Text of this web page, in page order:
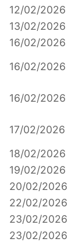
12/02/2026
13/02/2026
16/02/2026
16/02/2026
16/02/2026
17/02/2026
18/02/2026
19/02/2026
20/02/2026
22/02/2026
23/02/2026
23/02/2026